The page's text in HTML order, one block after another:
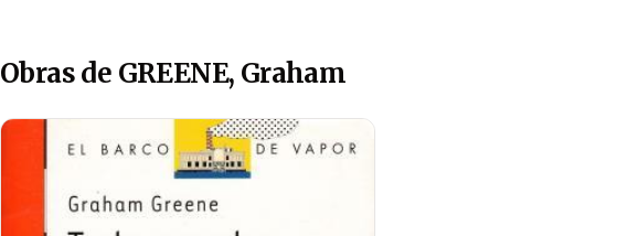
Obras de GREENE, Graham